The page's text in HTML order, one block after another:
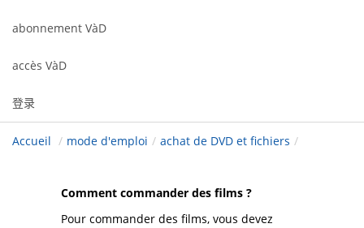
abonnement VàD
accès VàD
登录
Accueil / mode d'emploi / achat de DVD et fichiers /
Comment commander des films ?
Pour commander des films, vous devez